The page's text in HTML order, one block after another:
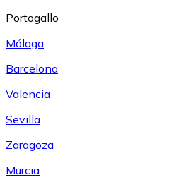
Portogallo
Málaga
Barcelona
Valencia
Sevilla
Zaragoza
Murcia